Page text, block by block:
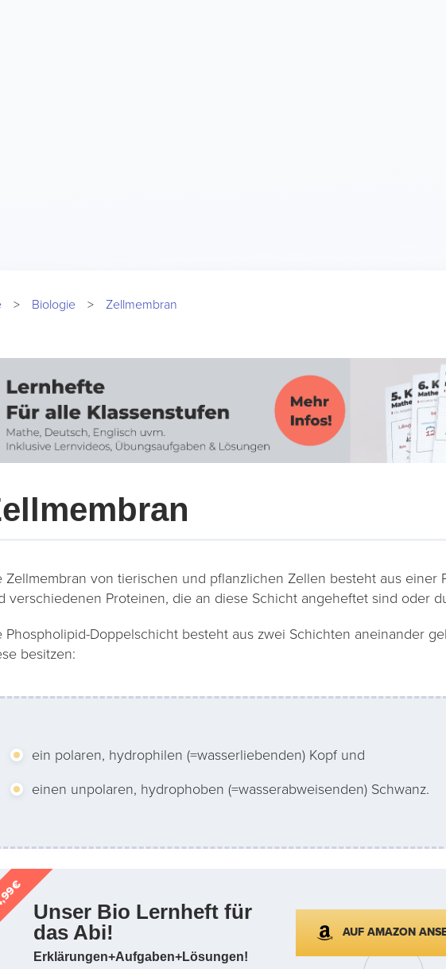
Biologie Zellmembran
Zellmembran von tierischen und pflanzlichen Zellen besteht aus einer
verschiedenen Proteinen, die an diese Schicht angeheftet sind oder
Phospholipid-Doppelschicht besteht aus zwei Schichten aneinander
besitzen:
ein polaren, hydrophilen (=wasserliebenden) Kopf und
einen unpolaren, hydrophoben (=wasserabweisenden) Schwanz.
Unser Bio Lernheft für
das Abi!
Erklärungen+Aufgaben+Lösungen!
AUF AMAZON